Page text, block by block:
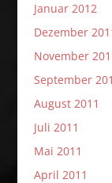
Januar 2012
Dezember
November
September
August 2011
Juli 2011
Mai 2011
April 2011